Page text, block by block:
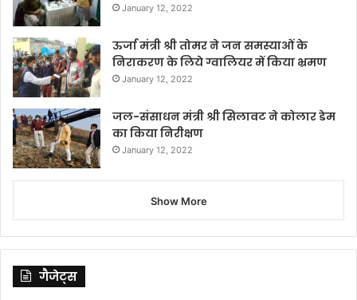
January 12, 2022
ऊर्जा मंत्री श्री तोमर ने जन समस्याओं के
निराकरण के लिये ग्वालियर में किया भ्रमण
January 12, 2022
जल-संसाधन मंत्री श्री सिलावट ने कोलार डेम
का किया निरीक्षण
January 12, 2022
Show More
गैजेट्स